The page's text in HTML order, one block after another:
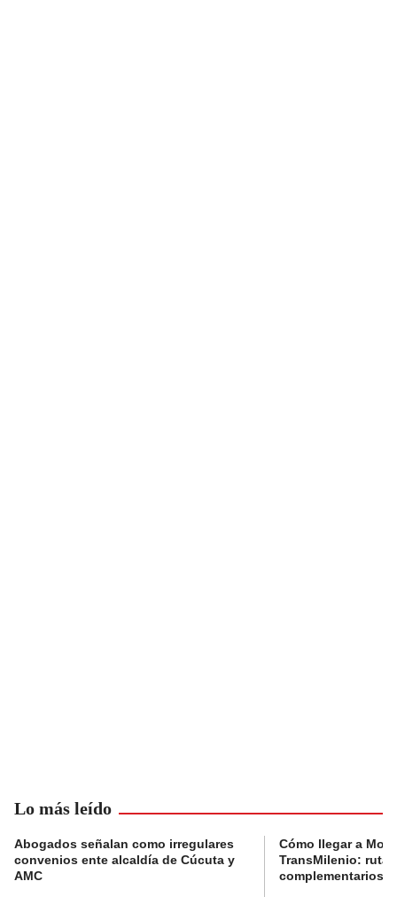
Lo más leído
Abogados señalan como irregulares
convenios ente alcaldía de Cúcuta y
AMC
Cómo llegar a
TransMilenio:
complementarios